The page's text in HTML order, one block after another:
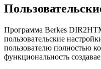
Программа Berkes
пользовательские
пользователю полностью
функциональность